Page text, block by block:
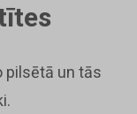
pilsētā un tās